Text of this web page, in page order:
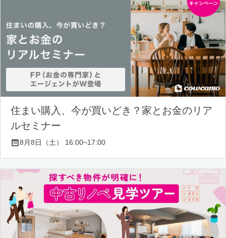
住まい購入、今が買いどき？家とお金のリア
ルセミナー
8月8日（土） 16:00~17:00